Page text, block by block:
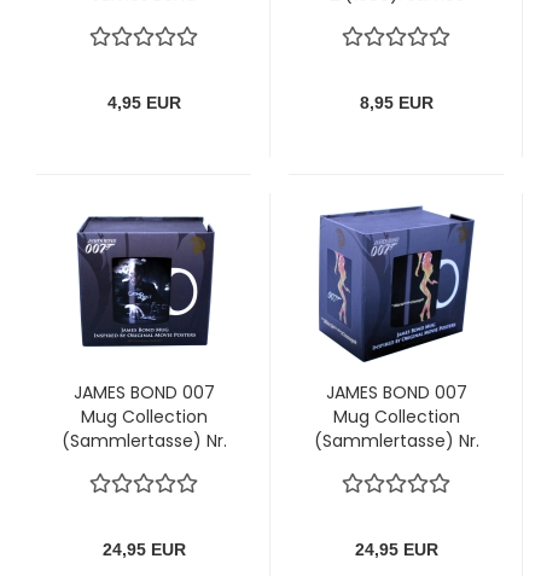
4,95 EUR
zum Töten - der
Film
8,95 EUR
JAMES BOND 007
Mug Collection
(Sammlertasse) Nr.
24,95 EUR
JAMES BOND 007
Mug Collection
(Sammlertasse) Nr.
enough
24,95 EUR